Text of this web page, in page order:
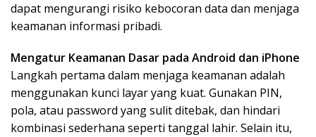
dapat mengurangi risiko kebocoran data dan menjaga
keamanan informasi pribadi.
Mengatur Keamanan Dasar pada Android dan iPhone
Langkah pertama dalam menjaga keamanan adalah
menggunakan kunci layar yang kuat. Gunakan PIN,
pola, atau password yang sulit ditebak, dan hindari
kombinasi sederhana seperti tanggal lahir. Selain itu,